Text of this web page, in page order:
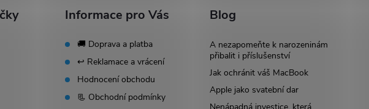
Informace pro Vás
🚚 Doprava a platba
↩️ Reklamace a vrácení
Hodnocení obchodu
📃 Obchodní podmínky
Blog
A nezapomeňte k narozeninám
přibalit i příslušenství
Jak ochránit váš MacBook
Apple jako svatební dar
Nenápadná investice, která